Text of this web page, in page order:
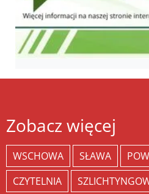
Zobacz więcej
WSCHOWA SŁAWA
CZYTELNIA